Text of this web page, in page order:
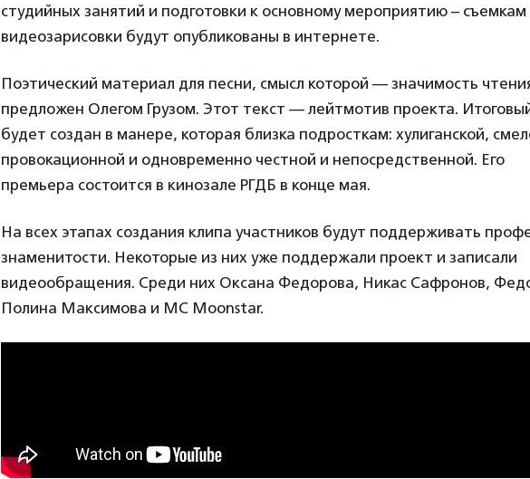
студийных занятий и подготовки к основному мероприятию –
видеозарисовки будут опубликованы в интернете.
Поэтический материал для песни, смысл которой — значимость
предложен Олегом Грузом. Этот текст — лейтмотив проекта.
будет создан в манере, которая близка подросткам: хулиганской,
провокационной и одновременно честной и непосредственной. Его
премьера состоится в кинозале РГДБ в конце мая.
На всех этапах создания клипа участников будут поддерживать
знаменитости. Некоторые из них уже поддержали проект и записали
видеообращения. Среди них Оксана Федорова, Никас Сафронов,
Полина Максимова и MC Moonstar.